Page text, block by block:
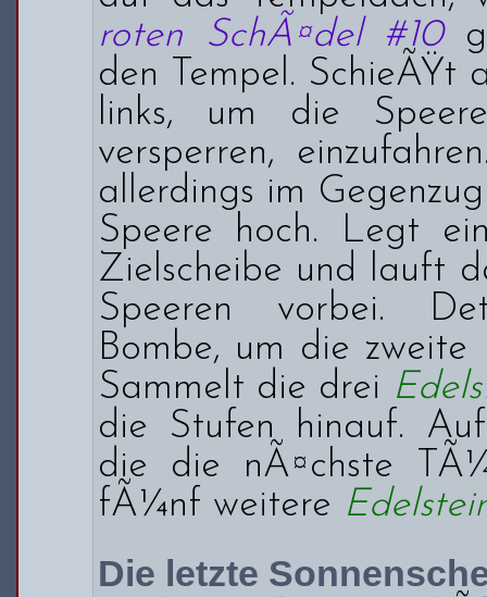
roten SchÃ¤del #10
den Tempel. SchieÃŸt
links, um die
versperren,
allerdings im
Speere hoch. Legt
Zielscheibe und lauft
Speeren vorbei.
Bombe, um die zweite
Sammelt die drei
die Stufen hinauf.
die die nÃ¤chste
fÃ¼nf weitere
Die letzte